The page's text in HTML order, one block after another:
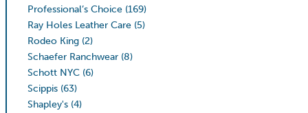
Professional’s Choice (169)
Ray Holes Leather Care (5)
Rodeo King (2)
Schaefer Ranchwear (8)
Schott NYC (6)
Scippis (63)
Shapley's (4)